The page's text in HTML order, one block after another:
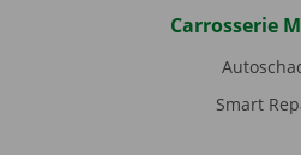
Carrosserie
Smart